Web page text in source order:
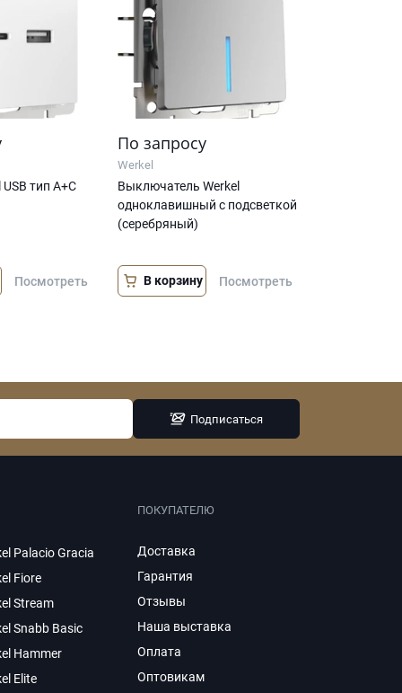
тип A+С
Посмотреть
По запросу
Werkel
Выключатель Werkel
одноклавишный с подсветкой
(серебряный)
В корзину Посмотреть
Подписаться
Palacio Gracia
Fiore
Stream
Snabb Basic
Hammer
Elite
ПОКУПАТЕЛЮ
Доставка
Гарантия
Отзывы
Наша выставка
Оплата
Оптовикам